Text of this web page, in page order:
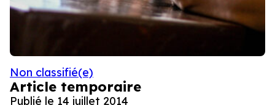
Non classifié(e)
Article temporaire
Publié le 14 juillet 2014